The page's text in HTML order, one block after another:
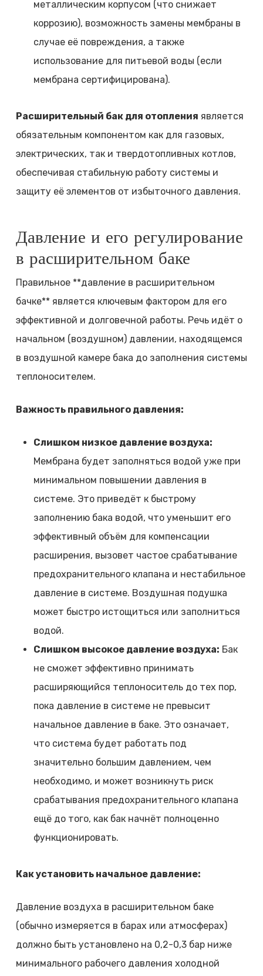
металлическим корпусом (что снижает
коррозию), возможность замены мембраны в
случае её повреждения, а также
использование для питьевой воды (если
мембрана сертифицирована).
Расширительный бак для отопления является
обязательным компонентом как для газовых,
электрических, так и твердотопливных котлов,
обеспечивая стабильную работу системы и
защиту её элементов от избыточного давления.
Давление и его регулирование
в расширительном баке
Правильное **давление в расширительном
бачке** является ключевым фактором для его
эффективной и долговечной работы. Речь идёт о
начальном (воздушном) давлении, находящемся
в воздушной камере бака до заполнения системы
теплоносителем.
Важность правильного давления:
Слишком низкое давление воздуха:
Мембрана будет заполняться водой уже при
минимальном повышении давления в
системе. Это приведёт к быстрому
заполнению бака водой, что уменьшит его
эффективный объём для компенсации
расширения, вызовет частое срабатывание
предохранительного клапана и нестабильное
давление в системе. Воздушная подушка
может быстро истощиться или заполниться
водой.
Слишком высокое давление воздуха: Бак
не сможет эффективно принимать
расширяющийся теплоноситель до тех пор,
пока давление в системе не превысит
начальное давление в баке. Это означает,
что система будет работать под
значительно большим давлением, чем
необходимо, и может возникнуть риск
срабатывания предохранительного клапана
ещё до того, как бак начнёт полноценно
функционировать.
Как установить начальное давление:
Давление воздуха в расширительном баке
(обычно измеряется в барах или атмосферах)
должно быть установлено на 0,2-0,3 бар ниже
минимального рабочего давления холодной